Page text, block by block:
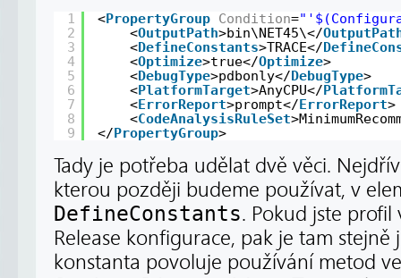
1
2
3
4
5
6
7
8
9
<PropertyGroup Condition=
<OutputPath>bin\NET45\</
<DefineConstants>TRACE</
<Optimize>true</Optimize>
<DebugType>pdbonly</DebugType>
<PlatformTarget>AnyCPU</
<ErrorReport>prompt</ErrorReport>
<CodeAnalysisRuleSet
</PropertyGroup>
Tady je potřeba udělat dvě věci.
kterou později budeme používat, v
DefineConstants. Pokud jste
Release konfigurace, pak je tam stejně
konstanta povoluje používání metod